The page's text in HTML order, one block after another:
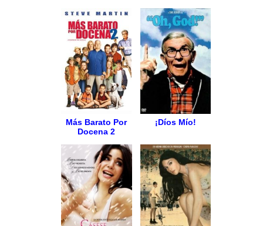
Más Barato Por
Docena 2
¡Díos Mío!